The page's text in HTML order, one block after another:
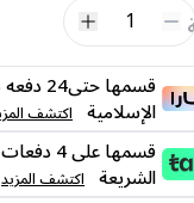
1
قسمها
الإسلامية اكتشف
الشريعة اكتشف المزيد